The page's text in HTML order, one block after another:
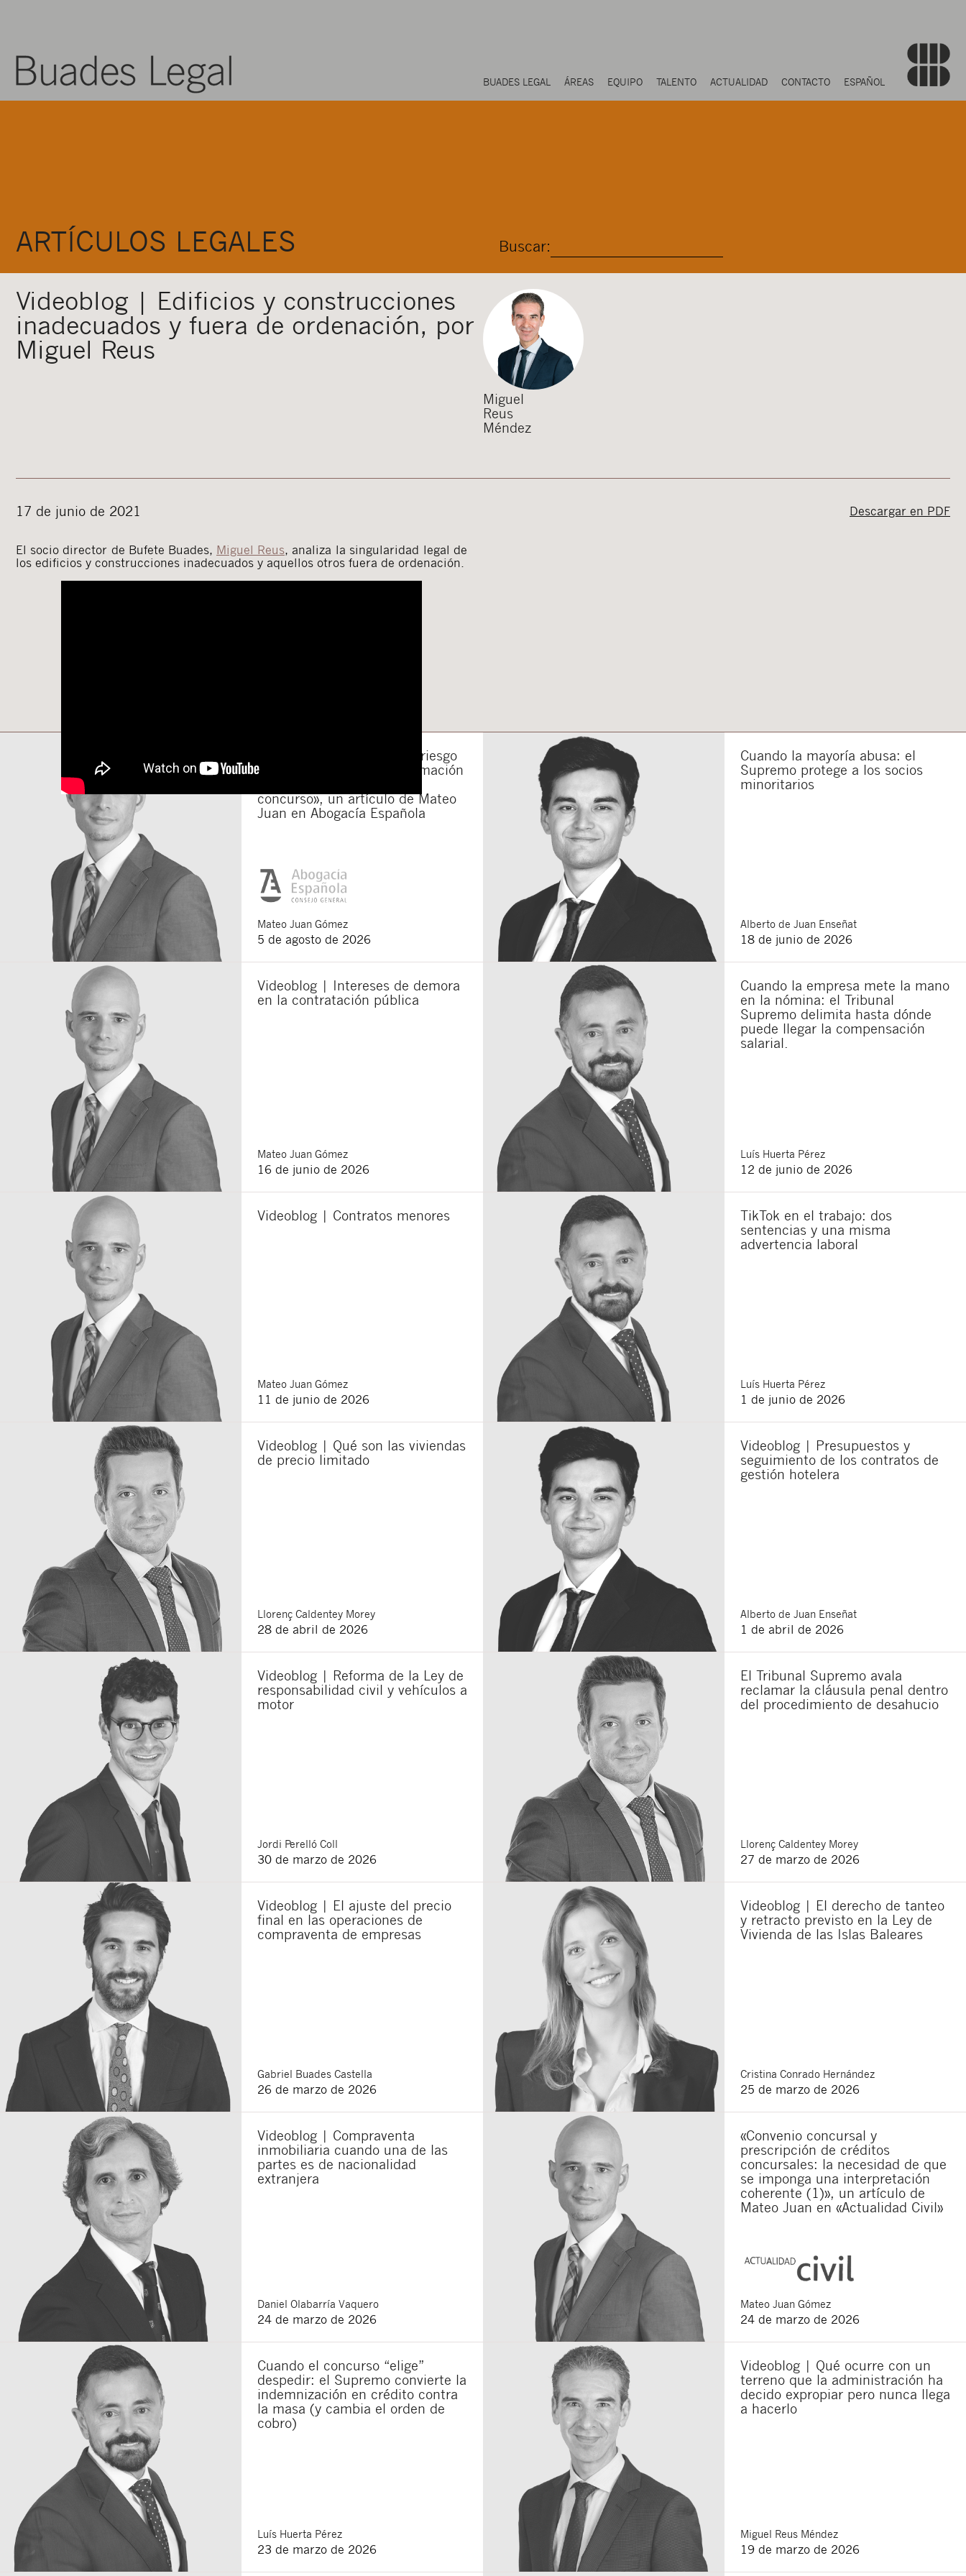
BUADES LEGAL ÁREAS EQUIPO TALENTO ACTUALIDAD CONTACTO ESPAÑOL
ARTÍCULOS LEGALES Buscar:
Videoblog | Edificios y construcciones
inadecuados y fuera de ordenación, por
Miguel Reus
Miguel
Reus
Méndez
17 de junio de 2021 Descargar en PDF
El socio director de Bufete Buades, Miguel Reus, analiza la singularidad legal de
los edificios y construcciones inadecuados y aquellos otros fuera de ordenación.
«Segunda oportunidad: El riesgo
de las hipotecas y la reclamación
concurso», un artículo de Mateo
Juan en Abogacía Española
Mateo Juan Gómez
5 de agosto de 2026
Cuando la mayoría abusa: el
Supremo protege a los socios
minoritarios
Alberto de Juan Enseñat
18 de junio de 2026
Videoblog | Intereses de demora
en la contratación pública
Mateo Juan Gómez
16 de junio de 2026
Cuando la empresa mete la mano
en la nómina: el Tribunal
Supremo delimita hasta dónde
puede llegar la compensación
salarial.
Luís Huerta Pérez
12 de junio de 2026
Videoblog | Contratos menores
Mateo Juan Gómez
11 de junio de 2026
TikTok en el trabajo: dos
sentencias y una misma
advertencia laboral
Luís Huerta Pérez
1 de junio de 2026
Videoblog | Qué son las viviendas
de precio limitado
Llorenç Caldentey Morey
28 de abril de 2026
Videoblog | Presupuestos y
seguimiento de los contratos de
gestión hotelera
Alberto de Juan Enseñat
1 de abril de 2026
Videoblog | Reforma de la Ley de
responsabilidad civil y vehículos a
motor
Jordi Perelló Coll
30 de marzo de 2026
El Tribunal Supremo avala
reclamar la cláusula penal dentro
del procedimiento de desahucio
Llorenç Caldentey Morey
27 de marzo de 2026
Videoblog | El ajuste del precio
final en las operaciones de
compraventa de empresas
Gabriel Buades Castella
26 de marzo de 2026
Videoblog | El derecho de tanteo
y retracto previsto en la Ley de
Vivienda de las Islas Baleares
Cristina Conrado Hernández
25 de marzo de 2026
Videoblog | Compraventa
inmobiliaria cuando una de las
partes es de nacionalidad
extranjera
Daniel Olabarría Vaquero
24 de marzo de 2026
«Convenio concursal y
prescripción de créditos
concursales: la necesidad de que
se imponga una interpretación
coherente (1)», un artículo de
Mateo Juan en «Actualidad Civil»
Mateo Juan Gómez
24 de marzo de 2026
Cuando el concurso “elige”
despedir: el Supremo convierte la
indemnización en crédito contra
la masa (y cambia el orden de
cobro)
Luís Huerta Pérez
23 de marzo de 2026
Videoblog | Qué ocurre con un
terreno que la administración ha
decido expropiar pero nunca llega
a hacerlo
Miguel Reus Méndez
19 de marzo de 2026
Acepto recibir comunicaciones sobre nuevos artículos legales.
de esta web.
Al pulsar el botón de envío manifiesta haber leído la siguiente información básica sobre privacidad: El responsable del tratamiento
es Buades Legal S.L. La finalidad es la atención a su solicitud. Tiene derecho a acceder, rectificar y suprimir los datos, así como
otros derechos como se explica en la política de privacidad de nuestra web